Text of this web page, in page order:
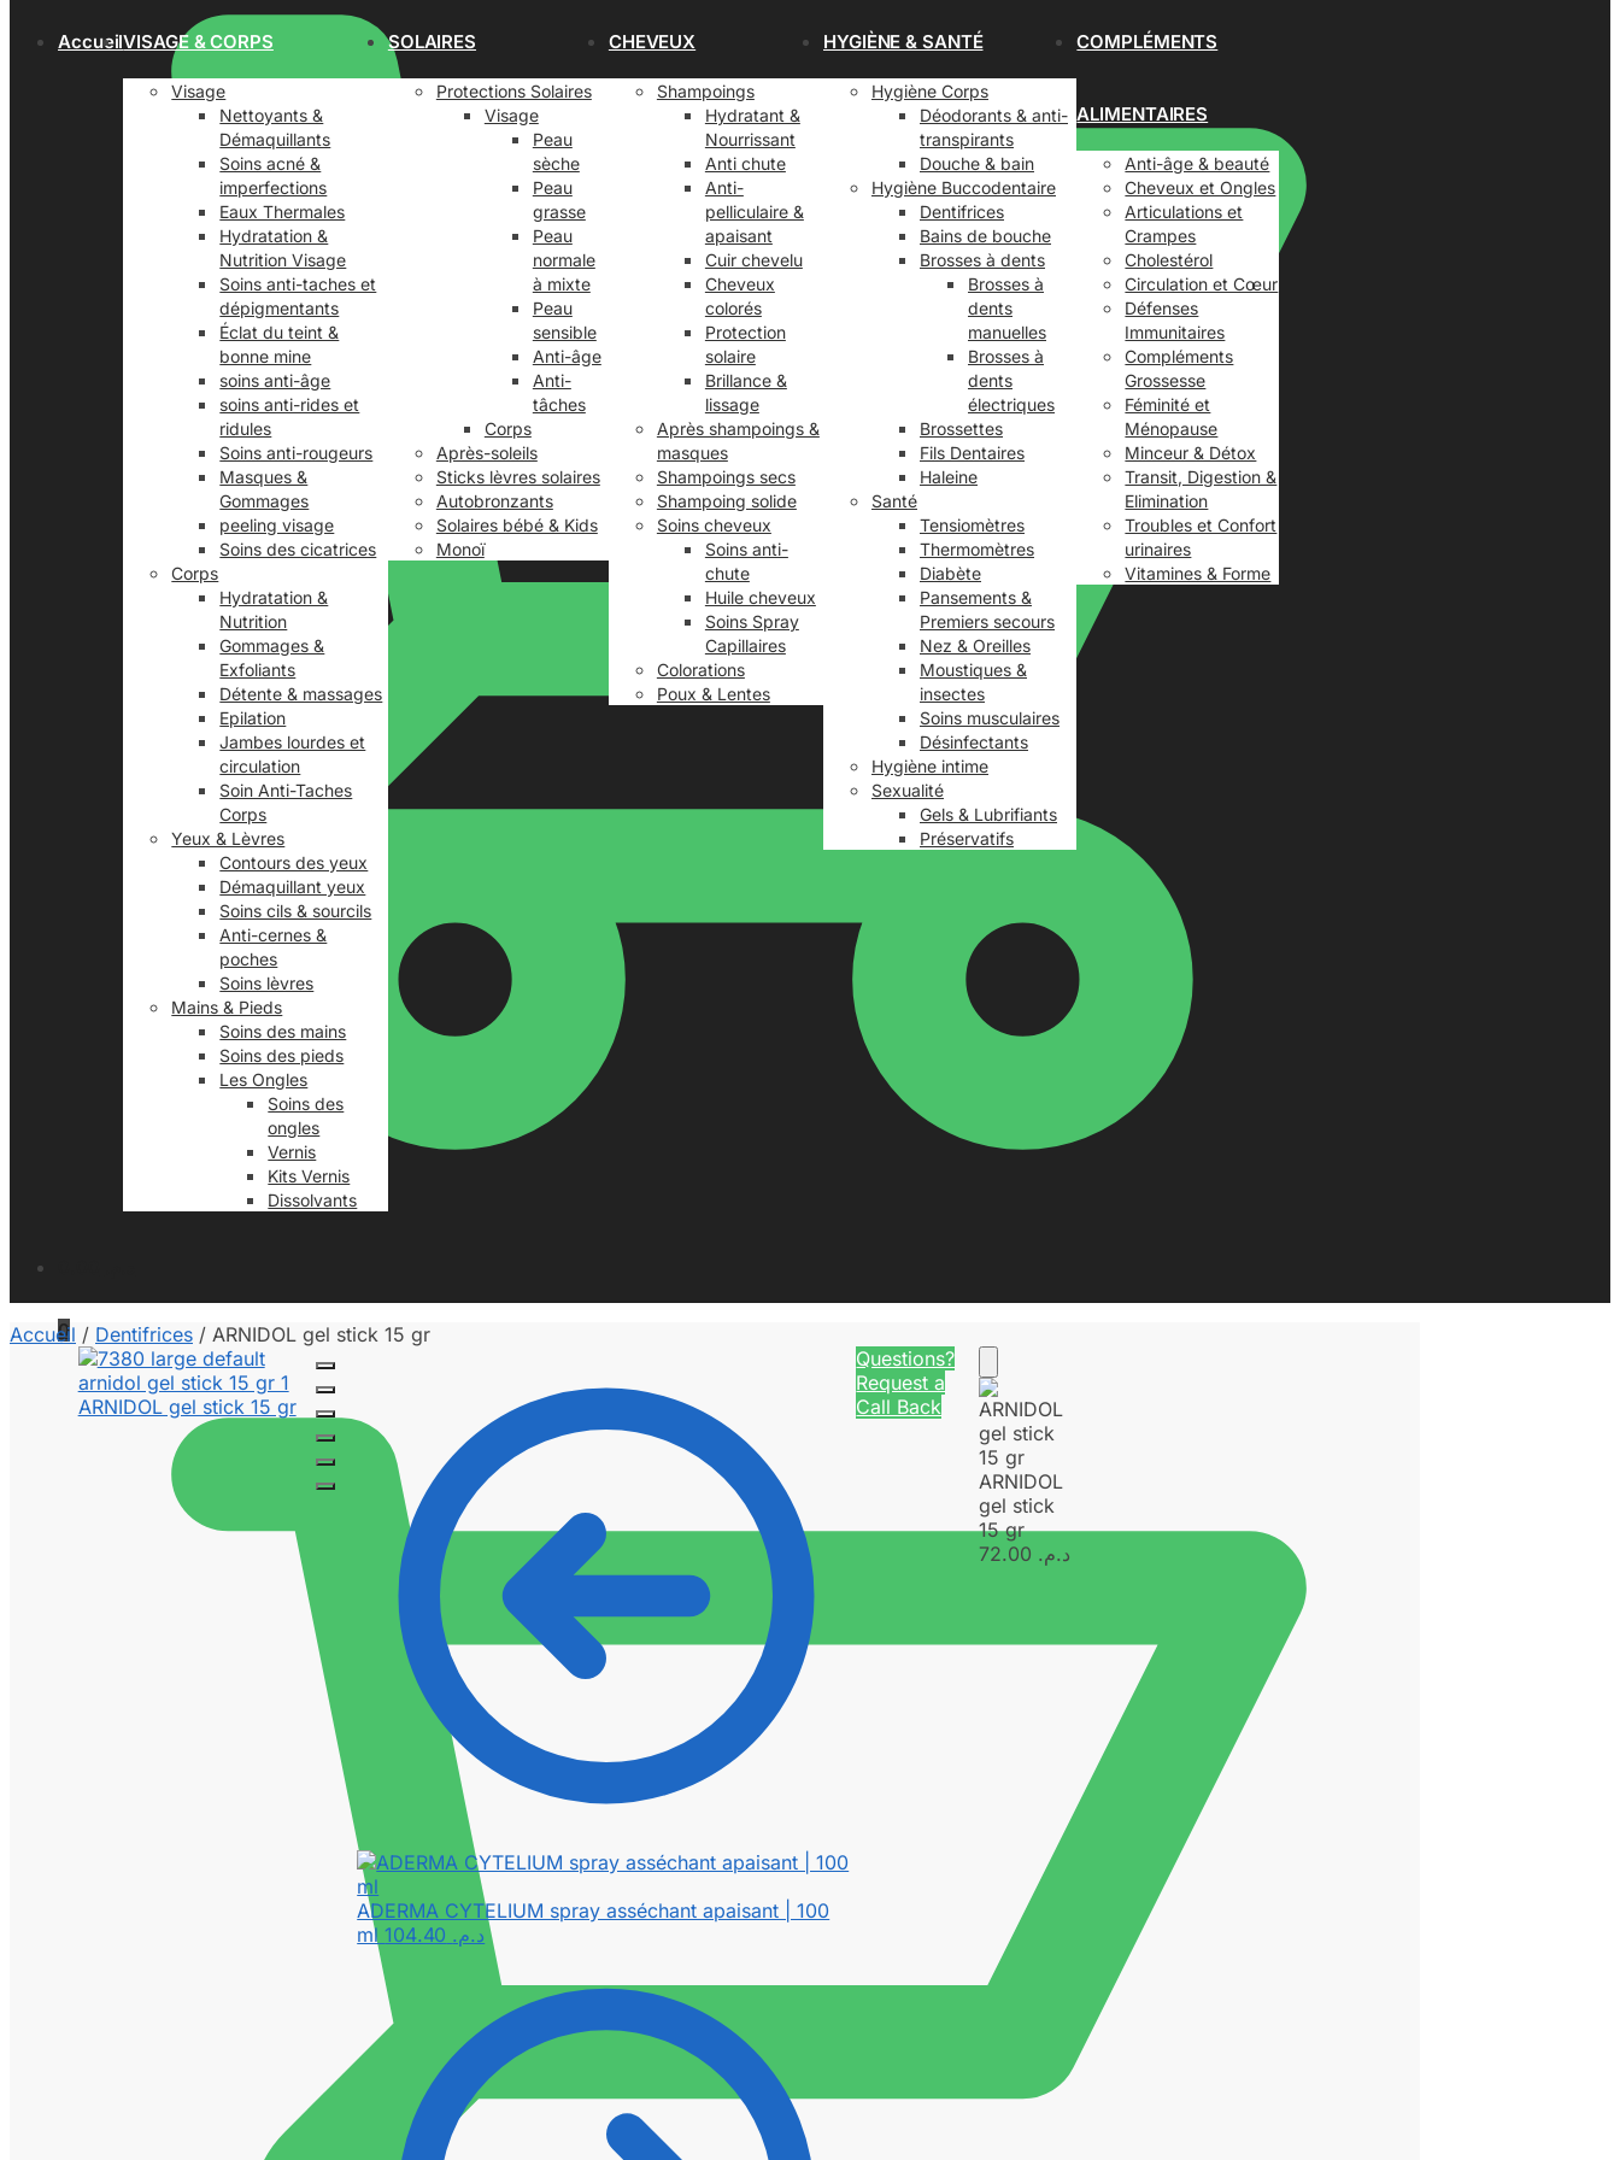
0
AccueilVISAGE & CORPS
Visage
Nettoyants &
Démaquillants
Soins acné &
imperfections
Eaux Thermales
Hydratation &
Nutrition Visage
Soins anti-taches et
dépigmentants
Éclat du teint &
bonne mine
soins anti-âge
soins anti-rides et
ridules
Soins anti-rougeurs
Masques &
Gommages
peeling visage
Soins des cicatrices
Corps
Hydratation &
Nutrition
Gommages &
Exfoliants
Détente & massages
Epilation
Jambes lourdes et
circulation
Soin Anti-Taches
Corps
Yeux & Lèvres
Contours des yeux
Démaquillant yeux
Soins cils & sourcils
Anti-cernes &
poches
Soins lèvres
Mains & Pieds
Soins des mains
Soins des pieds
Les Ongles
Soins des
ongles
Vernis
Kits Vernis
Dissolvants
SOLAIRES
Protections Solaires
Visage
Peau
sèche
Peau
grasse
Peau
normale
à mixte
Peau
sensible
Anti-âge
Anti-
tâches
Corps
Après-soleils
Sticks lèvres solaires
Autobronzants
Solaires bébé & Kids
Monoï
CHEVEUX
Shampoings
Hydratant &
Nourrissant
Anti chute
Anti-
pelliculaire &
apaisant
Cuir chevelu
Cheveux
colorés
Protection
solaire
Brillance &
lissage
Après shampoings &
masques
Shampoings secs
Shampoing solide
Soins cheveux
Soins anti-
chute
Huile cheveux
Soins Spray
Capillaires
Colorations
Poux & Lentes
HYGIÈNE & SANTÉ
Hygiène Corps
Déodorants & anti-
transpirants
Douche & bain
Hygiène Buccodentaire
Dentifrices
Bains de bouche
Brosses à dents
Brosses à
dents
manuelles
Brosses à
dents
électriques
Brossettes
Fils Dentaires
Haleine
Santé
Tensiomètres
Thermomètres
Diabète
Pansements &
Premiers secours
Nez & Oreilles
Moustiques &
insectes
Soins musculaires
Désinfectants
Hygiène intime
Sexualité
Gels & Lubrifiants
Préservatifs
COMPLÉMENTS
ALIMENTAIRES
Anti-âge & beauté
Cheveux et Ongles
Articulations et
Crampes
Cholestérol
Circulation et Cœur
Défenses
Immunitaires
Compléments
Grossesse
Féminité et
Ménopause
Minceur & Détox
Transit, Digestion &
Elimination
Troubles et Confort
urinaires
Vitamines & Forme
Accueil / Dentifrices / ARNIDOL gel stick 15 gr
ADERMA CYTELIUM spray asséchant apaisant | 100
ml
د.م.
Questions?
Request a
Call Back
ARNIDOL
gel stick
15 gr
د.م.